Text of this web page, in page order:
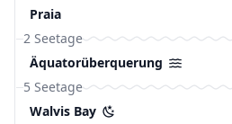
Praia
2 Seetage
Äquatorüberquerung
5 Seetage
Walvis Bay